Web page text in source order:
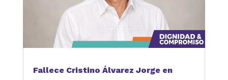
Fallece Cristino Álvarez Jorge en